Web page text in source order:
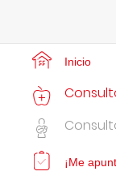
Inicio
¡Me